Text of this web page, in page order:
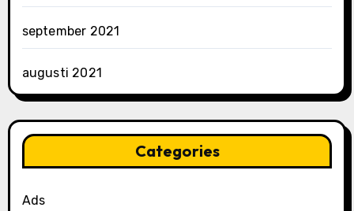
september 2021
augusti 2021
Categories
Ads